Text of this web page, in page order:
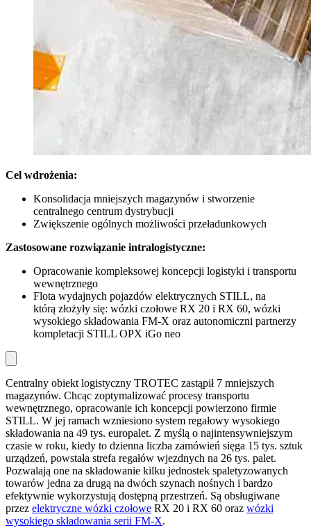
Cel wdrożenia:
Konsolidacja mniejszych magazynów i stworzenie
centralnego centrum dystrybucji
Zwiększenie ogólnych możliwości przeładunkowych
Zastosowane rozwiązanie intralogistyczne:
Opracowanie kompleksowej koncepcji logistyki i transportu
wewnętrznego
Flota wydajnych pojazdów elektrycznych STILL, na
którą złożyły się: wózki czołowe RX 20 i RX 60, wózki
wysokiego składowania FM-X oraz autonomiczni partnerzy
kompletacji STILL OPX iGo neo
Centralny obiekt logistyczny TROTEC zastąpił 7 mniejszych
magazynów. Chcąc zoptymalizować procesy transportu
wewnętrznego, opracowanie ich koncepcji powierzono firmie
STILL. W jej ramach wzniesiono system regałowy wysokiego
składowania na 49 tys. europalet. Z myślą o najintensywniejszym
czasie w roku, kiedy to dzienna liczba zamówień sięga 15 tys. sztuk
urządzeń, powstała strefa regałów wjezdnych na 26 tys. palet.
Pozwalają one na składowanie kilku jednostek spaletyzowanych
towarów jedna za drugą na dwóch szynach nośnych i bardzo
efektywnie wykorzystują dostępną przestrzeń. Są obsługiwane
przez elektryczne wózki czołowe RX 20 i RX 60 oraz wózki
wysokiego składowania serii FM-X.